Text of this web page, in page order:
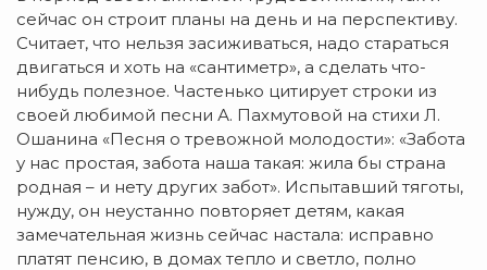
сейчас он строит планы на день и на перспективу.
Считает, что нельзя засиживаться, надо стараться
двигаться и хоть на «сантиметр», а сделать что-
нибудь полезное. Частенько цитирует строки из
своей любимой песни А. Пахмутовой на стихи Л.
Ошанина «Песня о тревожной молодости»: «Забота
у нас простая, забота наша такая: жила бы страна
родная – и нету других забот». Испытавший тяготы,
нужду, он неустанно повторяет детям, какая
замечательная жизнь сейчас настала: исправно
платят пенсию, в домах тепло и светло, полно